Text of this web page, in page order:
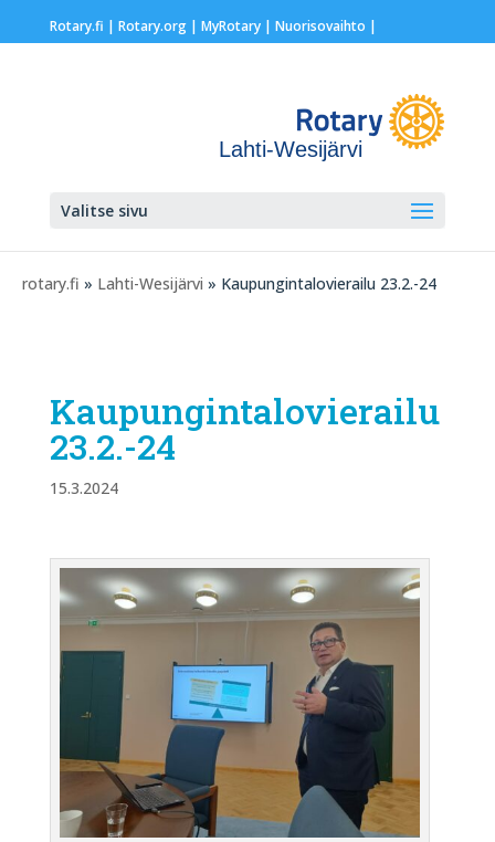
Rotary.fi | Rotary.org| MyRotary | Nuorisovaihto |
Lahti-Wesijärvi
Valitse sivu
rotary.fi » Lahti-Wesijärvi » Kaupungintalovierailu 23.2.-24
Kaupungintalovierailu
23.2.-24
15.3.2024